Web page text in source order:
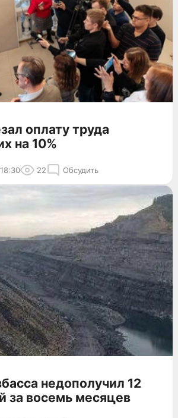
оплату труда
на 10%
22 Обсудить
недополучил 12
за восемь месяцев